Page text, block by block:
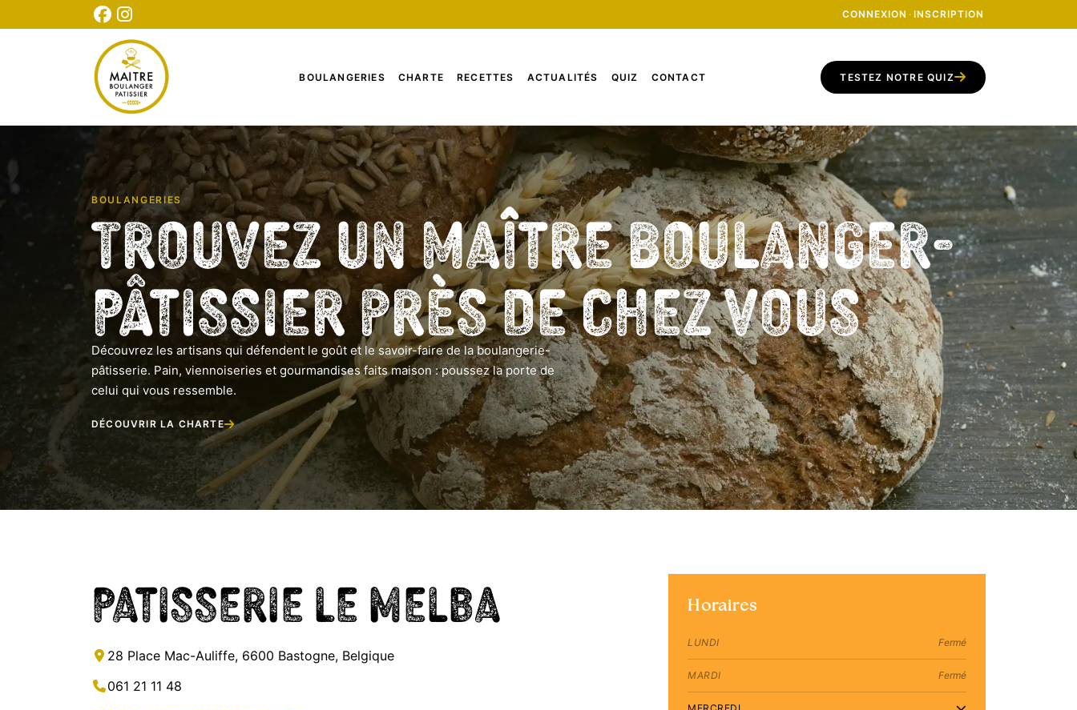
CONNEXION · INSCRIPTION
BOULANGERIES CHARTE RECETTES ACTUALITÉS QUIZ CONTACT TESTEZ NOTRE QUIZ
INSCRIPTION
TESTEZ NOTRE QUIZ
BOULANGERIES
Trouvez un Maître Boulanger-
Pâtissier près de chez vous
Découvrez les artisans qui défendent le goût et le savoir-faire de la boulangerie-
pâtisserie. Pain, viennoiseries et gourmandises faits maison : poussez la porte de
celui qui vous ressemble.
DÉCOUVRIR LA CHARTE
Patisserie Le melba
28 Place Mac-Auliffe, 6600 Bastogne, Belgique
061 21 11 48
Horaires
LUNDI Fermé
MARDI Fermé